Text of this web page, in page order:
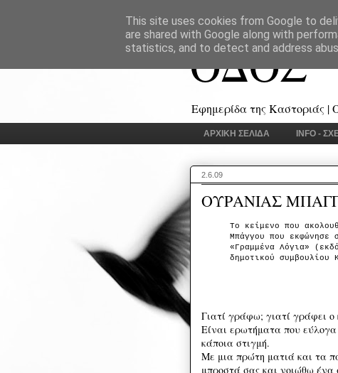
ΟΔΟΣ
Εφημερίδα της Καστοριάς |
ΑΡΧΙΚΗ ΣΕΛΙΔΑ INFO -
2.6.09
ΟΥΡΑΝΙΑΣ
Το κείμενο που
Μπάγγου που εκφώνησε
«Γραμμένα Λόγια»
δημοτικού συμβουλίου
Γιατί γράφω; γιατί γράφει ο
Είναι ερωτήματα που
κάποια στιγμή.
Με μια πρώτη ματιά και τα
μπροστά σας και νοιώθω ένα
This site uses cookies from Google to
are shared with Google along with
statistics, and to detect and address